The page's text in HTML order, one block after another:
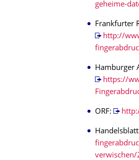
geheime-
Frankfurter
http://
Hamburger
https://
ORF: